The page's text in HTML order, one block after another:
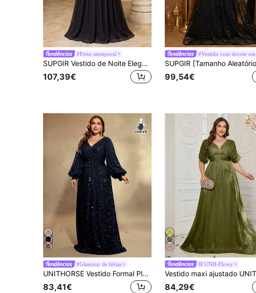
#Preto atemporal
SUPGIR Vestido de Noite Elegante Ajustado para Mulher Plus Size, Decote em V, Assimétrico, Fluido, com Aplicações de Lantejoulas e Chiffon, para Casamento e Festa, Primavera/Outono, Preto
107,39€ 99,54€
#Glamour de férias
UNITHORSE Vestido Formal Plus Size com Mangas Lanterna e Lantejoulas para Casamento e Festa de Outono
83,41€
UNH-Flowy
84,29€